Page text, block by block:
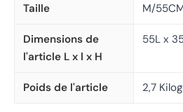
Taille M/
Dimensions de
l'article L x l x H
55L x
Poids de l'article 2,7